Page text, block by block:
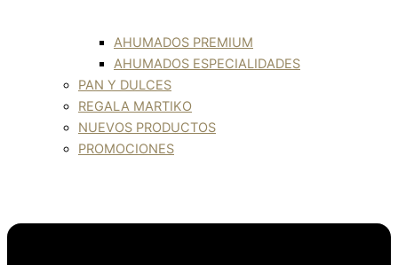
AHUMADOS PREMIUM
AHUMADOS ESPECIALIDADES
PAN Y DULCES
REGALA MARTIKO
NUEVOS PRODUCTOS
PROMOCIONES